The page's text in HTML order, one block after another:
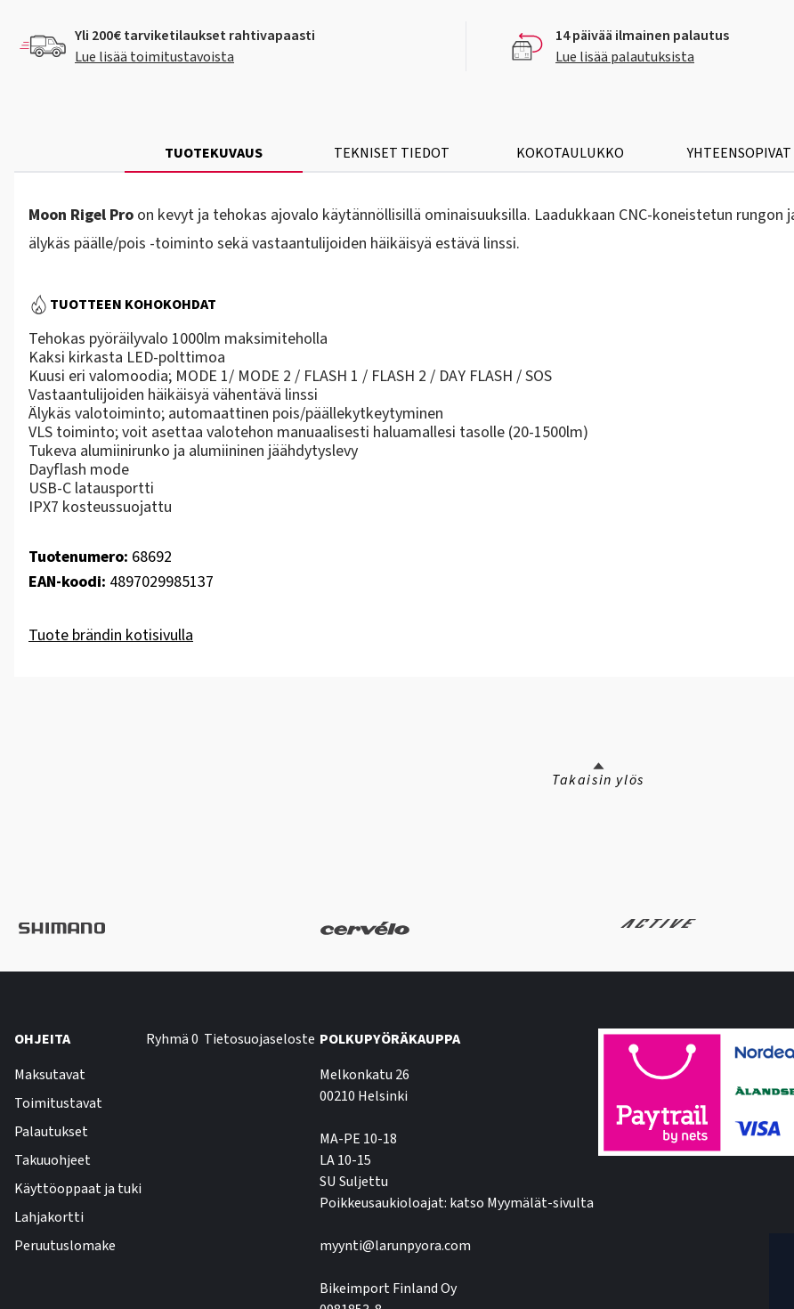
Yli 200€ tarviketilaukset rahtivapaasti
Lue lisää toimitustavoista
14 päivää ilmainen palautus
Lue lisää palautuksista
TUOTEKUVAUS TEKNISET TIEDOT KOKOTAULUKKO
Moon Rigel Pro on kevyt ja tehokas ajovalo käytännöllisillä ominaisuuksilla. Laadukkaan CNC-koneistetun
älykäs päälle/pois -toiminto sekä vastaantulijoiden häikäisyä estävä linssi.
TUOTTEEN KOHOKOHDAT
Tehokas pyöräilyvalo 1000lm maksimiteholla
Kaksi kirkasta LED-polttimoa
Kuusi eri valomoodia; MODE 1/ MODE 2 / FLASH 1 / FLASH 2 / DAY FLASH / SOS
Vastaantulijoiden häikäisyä vähentävä linssi
Älykäs valotoiminto; automaattinen pois/päällekytkeytyminen
VLS toiminto; voit asettaa valotehon manuaalisesti haluamallesi tasolle (20-1500lm)
Tukeva alumiinirunko ja alumiininen jäähdytyslevy
Dayflash mode
USB-C latausportti
IPX7 kosteussuojattu
Tuotenumero: 68692
EAN-koodi: 4897029985137
Tuote brändin kotisivulla
Takaisin ylös
OHJEITA
Maksutavat
Toimitustavat
Palautukset
Takuuohjeet
Käyttöoppaat ja tuki
Lahjakortti
Peruutuslomake
Ryhmä 0 Tietosuojaseloste POLKUPYÖRÄKAUPPA
Melkonkatu 26
00210 Helsinki
MA-PE 10-18
LA 10-15
SU Suljettu
Poikkeusaukioloajat: katso Myymälät-sivulta
myynti@larunpyora.com
Bikeimport Finland Oy